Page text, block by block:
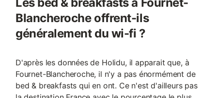
Blancheroche offrent-ils
généralement du wi-fi ?
D'après les données de Holidu, il apparait que, à
Fournet-Blancheroche, il n'y a pas énormément de
bed & breakfasts qui en ont. Ce n'est d'ailleurs pas